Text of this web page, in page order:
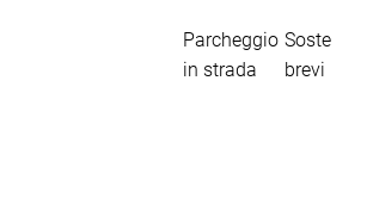
Parcheggio
in strada
Soste
brevi